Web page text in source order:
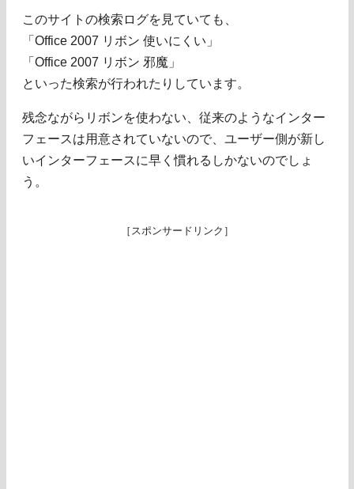
このサイトの検索ログを見ていても、
「Office 2007 リボン 使いにくい」
「Office 2007 リボン 邪魔」
といった検索が行われたりしています。
残念ながらリボンを使わない、従来のようなインター
フェースは用意されていないので、ユーザー側が新し
いインターフェースに早く慣れるしかないのでしょ
う。
［スポンサードリンク］